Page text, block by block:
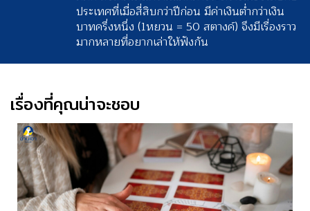
ประเทศที่เมื่อสี่สิบกว่าปีก่อน มีค่าเงินต่ำกว่าเงิน
บาทครึ่งหนึ่ง (1หยวน = 50 สตางค์) จึงมีเรื่องราว
มากหลายที่อยากเล่าให้ฟังกัน
เรื่องที่คุณน่าจะชอบ